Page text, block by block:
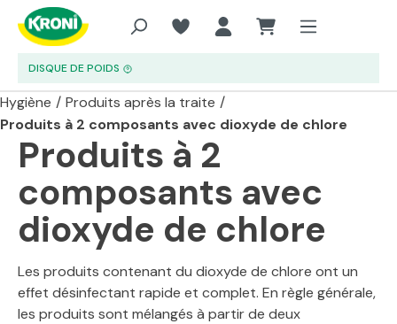
Aller au contenu principal
DISQUE DE POIDS
Hygiène / Produits après la traite /
Produits à 2 composants avec dioxyde de chlore
Produits à 2
composants avec
dioxyde de chlore
Les produits contenant du dioxyde de chlore ont un
effet désinfectant rapide et complet. En règle générale,
les produits sont mélangés à partir de deux